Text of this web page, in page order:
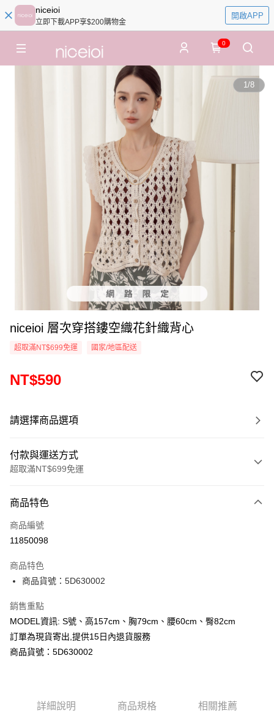
niceioi
立即下載APP享$200購物金
開啟APP
0
1/8
niceioi 層次穿搭鏤空織花針織背心
超取滿NT$699免運 國家/地區配送
NT$590
請選擇商品選項
付款與運送方式
超取滿NT$699免運
信用卡一次付款
超商取貨付款
Apple Pay
Google Pay
運送方式
全家取貨付款
每筆NT$80，滿NT$699(含以上)免運費
商品特色
商品編號
11850098
商品特色
商品貨號：5D630002
銷售重點
MODEL資訊: S號、高157cm、胸79cm、腰60cm、臀82cm
訂單為現貨寄出,提供15日內退貨服務
商品貨號：5D630002
詳細說明 商品規格 相關推薦